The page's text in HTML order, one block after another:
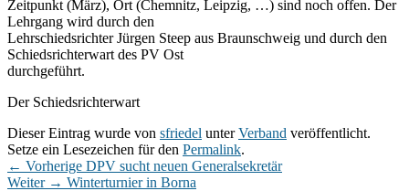
Zeitpunkt (März), Ort (Chemnitz, Leipzig, …) sind noch offen. Der
Lehrgang wird durch den
Lehrschiedsrichter Jürgen Steep aus Braunschweig und durch den
Schiedsrichterwart des PV Ost
durchgeführt.
Der Schiedsrichterwart
Dieser Eintrag wurde von sfriedel unterVerband veröffentlicht.
Setze ein Lesezeichen für den Permalink.
Beitragsnavigation
← Vorherige Vorheriger
Beitrag:
DPV sucht neuen Generalsekretär
Weiter → Nächster
Winterturnier in Borna